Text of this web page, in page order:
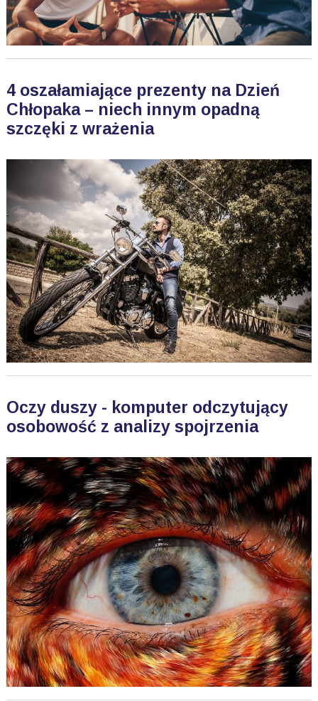
4 oszałamiające prezenty na Dzień
Chłopaka – niech innym opadną
szczęki z wrażenia
Oczy duszy - komputer odczytujący
osobowość z analizy spojrzenia